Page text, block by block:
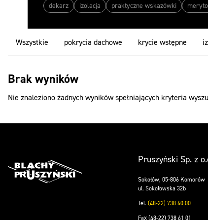
dekarz
izolacja praktyczne wskazówki
Wszystkie pokrycia dachowe krycie wstępne
Brak wyników
Nie znaleziono żadnych wyników spełniających kryteria
Pruszyński Sp. z
Sokołów, 05-806 Komorów
ul. Sokołowska 32b
Tel.(48-22) 738 60 00
Fax (48-22) 738 61 01